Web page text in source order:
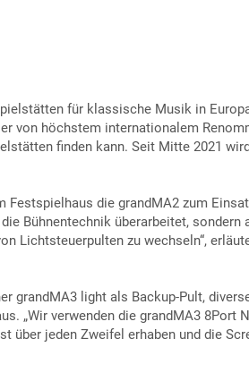
für klassische Musik in
von höchstem internationalem
finden kann. Seit Mitte 2021
die grandMA2 zum
Bühnentechnik überarbeitet,
Lichtsteuerpulten zu wechseln“,
grandMA3 light als Backup-Pult,
„Wir verwenden die grandMA3 8Port
über jeden Zweifel erhaben und die